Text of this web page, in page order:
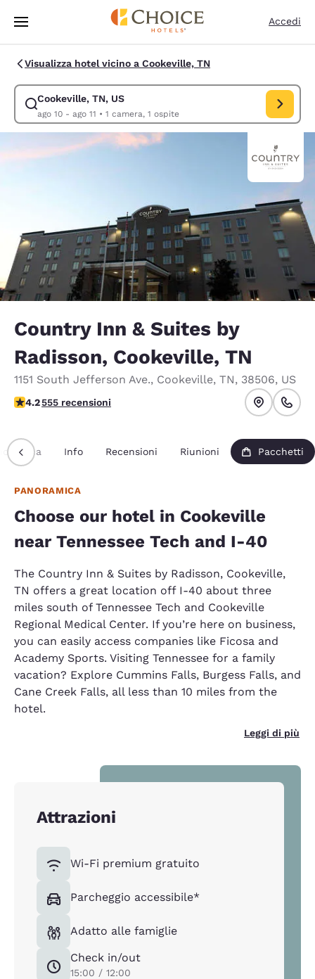
Vai A Contenuto Principale
Accedi
Visualizza hotel vicino a Cookeville, TN
Cookeville, TN, US
ago 10 - ago 11 • 1 camera, 1 ospite
Modifica la ricerca per Cookeville, TN, US. Data di check-in ago 10,
Country Inn & Suites by
Radisson, Cookeville, TN
1151 South Jefferson Ave., Cookeville, TN, 38506, US
Valutazione di 4.17 stelle. Molto buono.
4.2555 recensioni
Info Recensioni Riunioni Pacchetti
PANORAMICA
Choose our hotel in Cookeville
near Tennessee Tech and I-40
The Country Inn & Suites by Radisson, Cookeville,
TN offers a great location off I-40 about three
miles south of Tennessee Tech and Cookeville
Regional Medical Center. If you’re here on business,
you can easily access companies like Ficosa and
Academy Sports. Visiting Tennessee for a family
vacation? Explore Cummins Falls, Burgess Falls, and
Cane Creek Falls, all less than 10 miles from the
hotel.
Leggi di più
Attrazioni
Wi-Fi premium gratuito
Parcheggio accessibile*
Adatto alle famiglie
Check in/out
15:00 / 12:00